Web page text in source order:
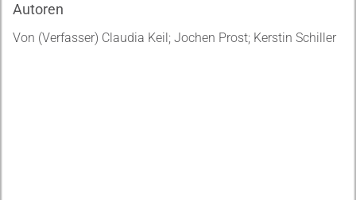
Autoren
Von (Verfasser) Claudia Keil; Jochen Prost; Kerstin Schiller